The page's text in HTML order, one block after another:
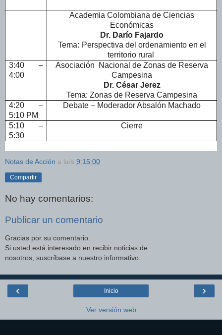
Academia Colombiana de Ciencias
Económicas
Dr. Darío Fajardo
Tema: Perspectiva del ordenamiento en el
territorio rural
3:40 –
4:00
Asociación Nacional de Zonas de Reserva
Campesina
Dr. César Jerez
Tema: Zonas de Reserva Campesina
4:20 –
5:10 PM
Debate – Moderador Absalón Machado
5:10 –
5:30
Cierre
Notas de Acción a la/s 9:15:00
Compartir
No hay comentarios:
Publicar un comentario
Gracias por su comentario.
Si usted está interesado en recibir noticias de
nosotros, suscríbase a nuestro informativo.
‹ ›
Inicio
Ver versión web